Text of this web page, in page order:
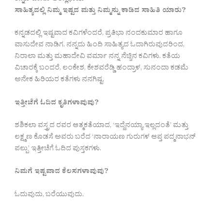
ಸಾಹಿತ್ಯದಲ್ಲಿ ನಿಮ್ಮ ಇಷ್ಟದ ಮತ್ತು ನಿಮ್ಮನ್ನು ಕಾಡಿದ ಸಾಹಿತಿ ಯಾರು?
ಕನ್ನಡದಲ್ಲಿ ಇಷ್ಟವಾದ ಕವಿಗಳೆಂದರೆ, ಪ್ರತಿಭಾ ನಂದಕುಮಾರ ಹಾಗೂ
ವಾಸುದೇವ ನಾಡಿಗ. ನನ್ನದು ಹಿಂದಿ ಸಾಹಿತ್ಯದ ಓದಾಗಿರುವುದರಿಂದ,
ನಿರಾಲಾ ಮತ್ತು ಮಹಾದೇವಿ ವರ್ಮಾ ನನ್ನ ನೆಚ್ಚಿನ ಕವಿಗಳು. ಕತೆಯ
ವಿಚಾರಕ್ಕೆ ಬಂದರೆ, ಲಂಕೇಶ, ಕೇಶವರೆಡ್ಡಿ ಹಂದ್ರಾಳ, ಸುನಂದಾ ಕಡಮೆ
ಅನೇಕ ಹಿರಿಯರ ಕತೆಗಳು ನನಗಿಷ್ಟ.
ಇತ್ತೀಚೆಗೆ ಓದಿದ ಕೃತಿಗಳಾವುವು?
ಶಶಿಕಲಾ ವಸ್ತ್ರದ ರವರ ಆತ್ಮಕತೆಯಾದ, ‘ಇದ್ದೆನಯ್ಯಾ ಇಲ್ಲದಂತೆ’ ಮತ್ತು
ಲಕ್ಷ್ಮಣ ಕೊಡಸೆ ಅವರು ಬರೆದ ‘ನಾರಾಯಣ ಗುರುಗಳ ಆಪ್ತ ಪದ್ಮನಾಭನ್
ಪಲ್ಪು’ ಇತ್ತೀಚೆಗೆ ಓದಿದ ಪುಸ್ತಕಗಳು.
ನಿಮಗೆ ಇಷ್ಟವಾದ ಕೆಲಸಗಳಾವುವು?
ಓದುವುದು, ಬರೆಯುವುದು.